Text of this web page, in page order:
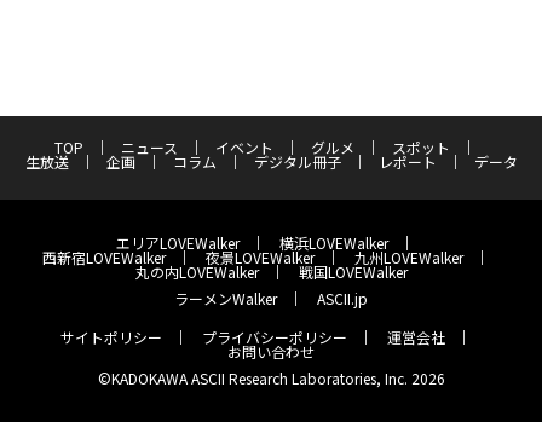
TOP ニュース イベント グルメ スポット
生放送 企画 コラム デジタル冊子 レポート データ
エリアLOVEWalker 横浜LOVEWalker
西新宿LOVEWalker 夜景LOVEWalker 九州LOVEWalker
丸の内LOVEWalker
戦国LOVEWalker
ラーメンWalker
ASCII.jp
サイトポリシー
プライバシーポリシー 運営会社
お問い合わせ
©KADOKAWA ASCII Research Laboratories, Inc. 2026